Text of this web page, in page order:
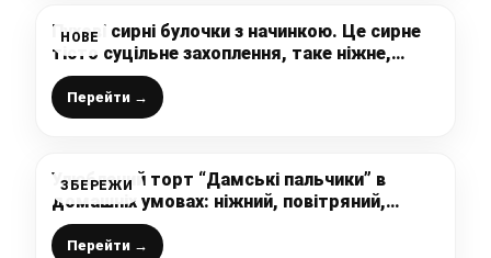
НОВЕ
Пухові сирні булочки з начинкою. Це сирне
тісто суцільне захоплення, таке ніжне,
смачне і пухнасте – дуже рекомендую
приготувати
Перейти →
ЗБЕРЕЖИ
Улюблений торт “Дамські пальчики” в
домашніх умовах: ніжний, повітряний,
м’який і дуже, дуже смачний, а готується
просто і доступно
Перейти →